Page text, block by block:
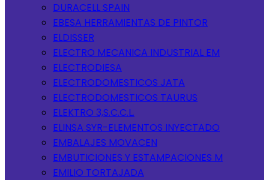
DURACELL SPAIN
EBESA HERRAMIENTAS DE PINTOR
ELDISSER
ELECTRO MECANICA INDUSTRIAL EM
ELECTRODIESA
ELECTRODOMESTICOS JATA
ELECTRODOMESTICOS TAURUS
ELEKTRO 3,S.C.C.L.
ELINSA SYR-ELEMENTOS INYECTADO
EMBALAJES MOVACEN
EMBUTICIONES Y ESTAMPACIONES M
EMILIO TORTAJADA